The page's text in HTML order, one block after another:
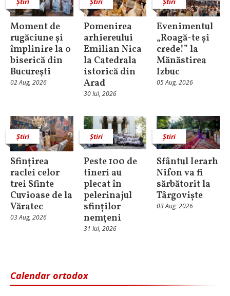
Moment de
rugăciune şi
împlinire la o
biserică din
Bucureşti
02 Aug, 2026
Pomenirea
arhiereului
Emilian Nica
la Catedrala
istorică din
Arad
30 Iul, 2026
Evenimentul
„Roagă-te și
crede!” la
Mănăstirea
Izbuc
05 Aug, 2026
Știri
Sfințirea
raclei celor
trei Sfinte
Cuvioase de la
Văratec
03 Aug, 2026
Știri
Peste 100 de
tineri au
plecat în
pelerinajul
sfinților
nemțeni
31 Iul, 2026
Știri
Sfântul Ierarh
Nifon va fi
sărbătorit la
Târgoviște
03 Aug, 2026
Calendar ortodox